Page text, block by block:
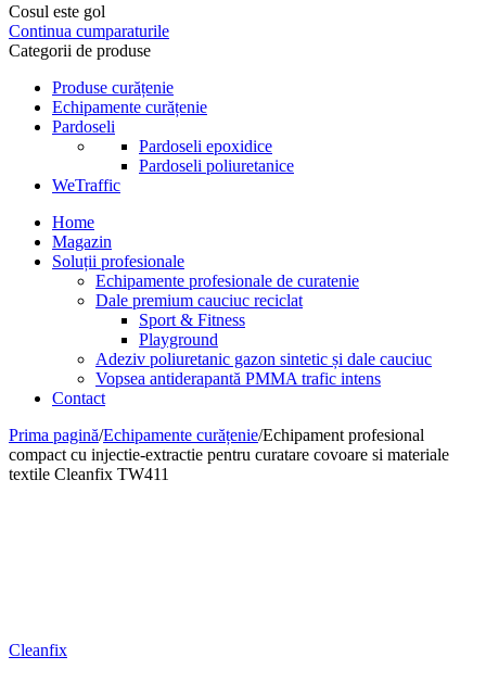
Cosul este gol
Continua cumparaturile
Categorii de produse
Produse curățenie
Echipamente curățenie
Pardoseli
Pardoseli epoxidice
Pardoseli poliuretanice
WeTraffic
Home
Magazin
Soluții profesionale
Echipamente profesionale de curatenie
Dale premium cauciuc reciclat
Sport & Fitness
Playground
Adeziv poliuretanic gazon sintetic și dale cauciuc
Vopsea antiderapantă PMMA trafic intens
Contact
Prima pagină/Echipamente curățenie/Echipament profesional
compact cu injectie-extractie pentru curatare covoare si materiale
textile Cleanfix TW411
Cleanfix